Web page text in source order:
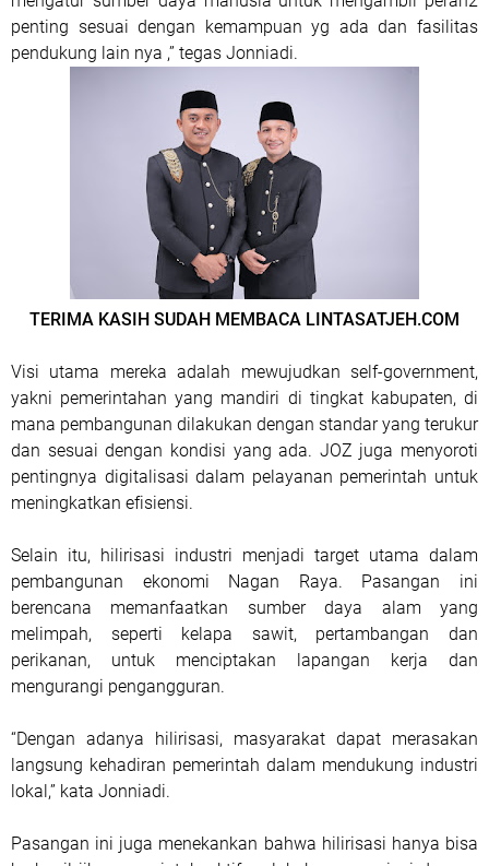
penting sesuai dengan kemampuan yg ada dan fasilitas
pendukung lain nya ,” tegas Jonniadi.
TERIMA KASIH SUDAH MEMBACA LINTASATJEH.COM
Visi utama mereka adalah mewujudkan self-government,
yakni pemerintahan yang mandiri di tingkat kabupaten, di
mana pembangunan dilakukan dengan standar yang terukur
dan sesuai dengan kondisi yang ada. JOZ juga menyoroti
pentingnya digitalisasi dalam pelayanan pemerintah untuk
meningkatkan efisiensi.
Selain itu, hilirisasi industri menjadi target utama dalam
pembangunan ekonomi Nagan Raya. Pasangan ini
berencana memanfaatkan sumber daya alam yang
melimpah, seperti kelapa sawit, pertambangan dan
perikanan, untuk menciptakan lapangan kerja dan
mengurangi pengangguran.
“Dengan adanya hilirisasi, masyarakat dapat merasakan
langsung kehadiran pemerintah dalam mendukung industri
lokal,” kata Jonniadi.
Pasangan ini juga menekankan bahwa hilirisasi hanya bisa